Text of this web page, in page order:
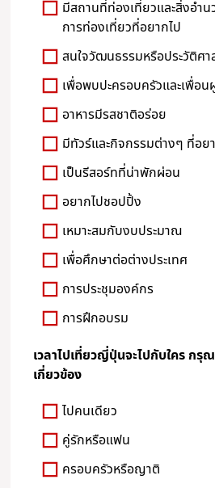
มีสถานที่ท่องเที่ยวและสิ่งอำ
การท่องเที่ยวที่อยากไป
สนใจวัฒนธรรมหรือประวัติศ
เพื่อพบปะครอบครัวและเพื่อ
อาหารมีรสชาติอร่อย
มีทัวร์และกิจกรรมต่างๆ ที่อย
เป็นรีสอร์ทที่น่าพักผ่อน
อยากไปชอปปิ้ง
เหมาะสมกับงบประมาณ
เพื่อศึกษาต่อต่างประเทศ
การประชุมองค์กร
การฝึกอบรม
เวลาไปเที่ยวญี่ปุ่นจะไปกับใคร กรุ
เกี่ยวข้อง
ไปคนเดียว
คู่รักหรือแฟน
ครอบครัวหรือญาติ